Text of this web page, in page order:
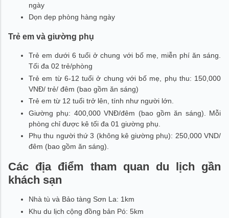
ngày
Dọn dẹp phòng hàng ngày
Trẻ em và giường phụ
Trẻ em dưới 6 tuổi ở chung với bố mẹ, miễn phí ăn sáng.
Tối đa 02 trẻ/phòng
Trẻ em từ 6-12 tuổi ở chung với bố mẹ, phụ thu: 150,000
VNĐ/ trẻ/ đêm (bao gồm ăn sáng)
Trẻ em từ 12 tuổi trở lên, tính như người lớn.
Giường phụ: 400,000 VNĐ/đêm (bao gồm ăn sáng). Mỗi
phòng chỉ được kê tối đa 01 giường phụ.
Phụ thu người thứ 3 (không kê giường phụ): 250,000 VND/
đêm (bao gồm ăn sáng).
Các địa điểm tham quan du lịch gần
khách sạn
Nhà tù và Bảo tàng Sơn La: 1km
Khu du lịch cộng đồng bản Pó: 5km